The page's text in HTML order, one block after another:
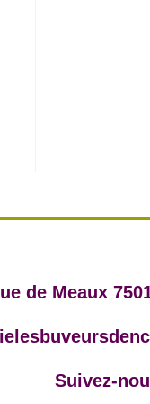
de Meaux
Suivez-